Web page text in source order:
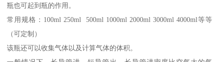
瓶也可起到瓶的作用。
常用规格：100ml 250ml 500ml 1000ml 2000ml 3000ml 4000ml等等
（可定制）
该瓶还可以收集气体以及计算气体的体积。